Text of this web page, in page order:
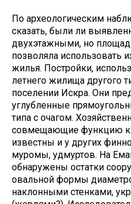
По археологическим
сказать, были ли
двухэтажными, но
позволяла использовать
жилья. Постройки,
летнего жилища другого
поселении Искра. Они
углубленные
типа с очагом.
совмещающие функцию
известны и у других
муромы, удмуртов. На
обнаружены остатки
овальной формы
наклонными стенками,